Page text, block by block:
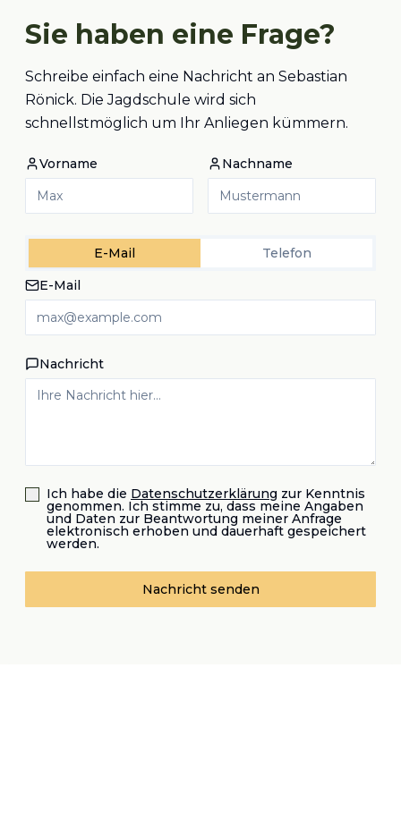
Sie haben eine Frage?
Schreibe einfach eine Nachricht an Sebastian
Rönick. Die Jagdschule wird sich
schnellstmöglich um Ihr Anliegen kümmern.
Vorname Nachname
E-Mail
Telefon
E-Mail
Nachricht
Ich habe die Datenschutzerklärung zur Kenntnis
genommen. Ich stimme zu, dass meine Angaben
und Daten zur Beantwortung meiner Anfrage
elektronisch erhoben und dauerhaft gespeichert
werden.
Nachricht senden